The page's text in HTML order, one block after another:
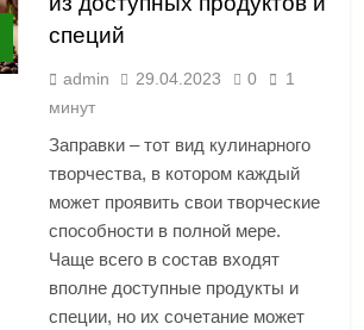
специй
admin 29.04.2023 0
1
минут
Заправки – тот вид кулинарного
творчества, в котором каждый
может проявить свои творческие
способности в полной мере.
Чаще всего в состав входят
вполне доступные продукты и
специи, но их сочетание может